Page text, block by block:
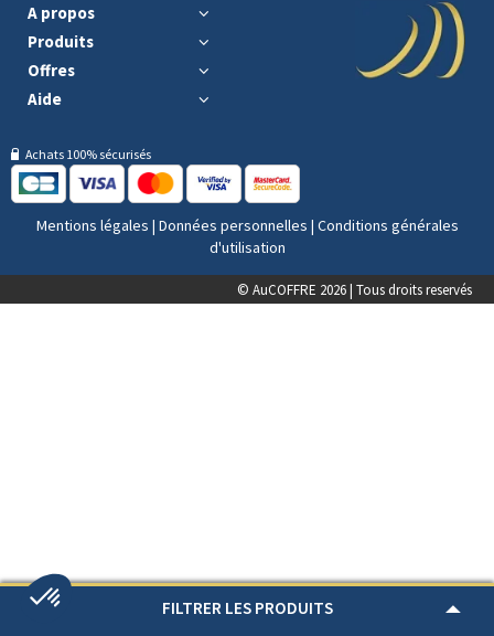
FILTRER LES PRODUITS
A propos
Produits
Offres
Aide
Achats 100% sécurisés
Mentions légales | Données personnelles | Conditions générales
d'utilisation
© AuCOFFRE 2026 | Tous droits reservés